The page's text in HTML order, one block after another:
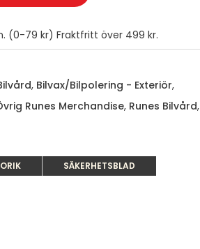
(0-79 kr) Fraktfritt över 499 kr.
, Bilvax/Bilpolering - Exteriör,
Runes Merchandise, Runes Bilvård,
SÄKERHETSBLAD